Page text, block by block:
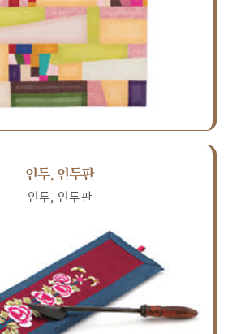
인두, 인두판
인두, 인두판